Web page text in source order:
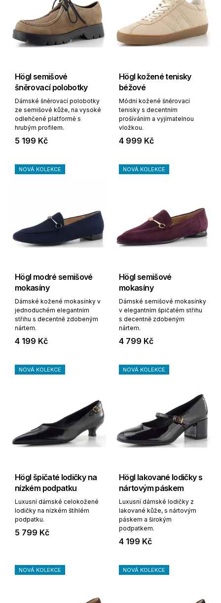
Högl semišové
šněrovací polobotky
Dámské šněrovací polobotky
ze semišové kůže, na vysoké
odlehčené platformě s
hrubým profilem.
5 199 Kč
Högl kožené tenisky
béžové
Módní kožené šněrovací
tenisky s decentním
prošíváním a vyjímatelnou
vložkou.
4 999 Kč
NOVÁ KOLEKCE
Högl modré semišové
mokasíny
Dámské kožené mokasínky v
jednoduchém elegantním
střihu s decentně zdobeným
nártem.
4 199 Kč
NOVÁ KOLEKCE
Högl semišové
mokasíny
Dámské semišové mokasínky
v elegantním špičatém střihu
s decentně zdobeným
nártem.
4 799 Kč
NOVÁ KOLEKCE
Högl špičaté lodičky na
nízkém podpatku
Luxusní dámské celokožené
lodičky na nízkém štíhlém
podpatku.
5 799 Kč
NOVÁ KOLEKCE
Högl lakované lodičky s
nártovým páskem
Luxusní dámské lodičky z
lakované kůže, s nártovým
páskem a širokým
podpatkem.
4 199 Kč
NOVÁ KOLEKCE NOVÁ KOLEKCE